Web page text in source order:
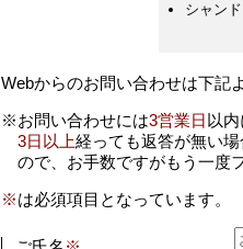
シャン
Webからのお問い合わせは下記
※お問い合わせには3営業日 以
3日以上経っても返答が無い
ので、お手数ですがもう一度
※は必須項目となっています。